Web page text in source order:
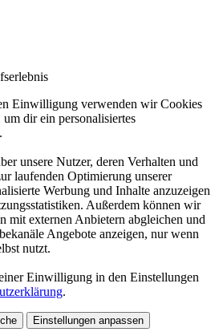
Einwilligung verwenden wir Cookies
dir ein personalisiertes
unsere Nutzer, deren Verhalten und
laufenden Optimierung unserer
Werbung und Inhalte anzuzeigen
Außerdem können wir
mit externen Anbietern abgleichen und
Angebote anzeigen, nur wenn
nutzt.
Einwilligung in den Einstellungen
.
Einstellungen anpassen